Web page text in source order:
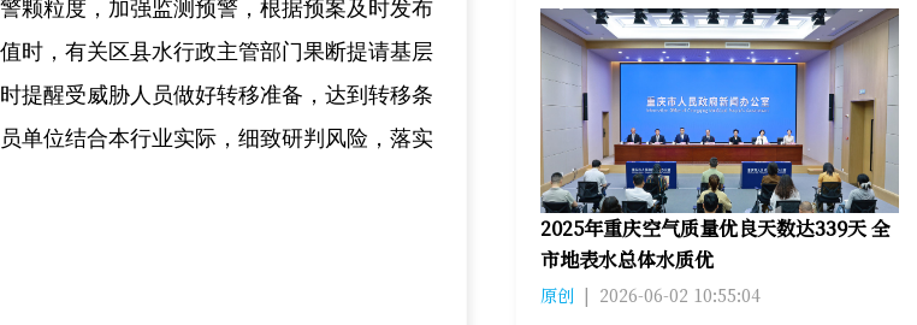
颗粒度，加强监测预警，根据预案及时发布
时，有关区县水行政主管部门果断提请基层
提醒受威胁人员做好转移准备，达到转移条
单位结合本行业实际，细致研判风险，落实
2025年重庆空气质量优良天数达339天 全
市地表水总体水质优
原创 | 2026-06-02 10:55:04